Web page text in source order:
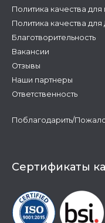
Политика качества для
Политика качества
Благотворительность
Вакансии
Отзывы
Наши партнеры
Ответственность
Поблагодарить/
Сертификаты